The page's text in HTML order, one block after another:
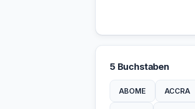
5 Buchstaben
ABOME ACCRA